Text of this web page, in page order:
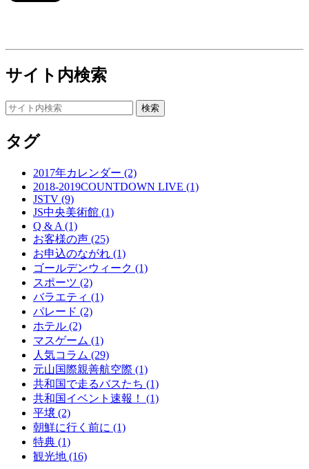
サイト内検索
タグ
2017年カレンダー (2)
2018-2019COUNTDOWN LIVE (1)
JSTV (9)
JS中央美術館 (1)
Q & A (1)
お客様の声 (25)
お申込のながれ (1)
ゴールデンウィーク (1)
スポーツ (2)
バラエティ (1)
パレード (2)
ホテル (2)
マスゲーム (1)
人気コラム (29)
元山国際親善航空際 (1)
共和国で走るバスたち (1)
共和国イベント速報！ (1)
平壌 (2)
朝鮮に行く前に (1)
特典 (1)
観光地 (16)